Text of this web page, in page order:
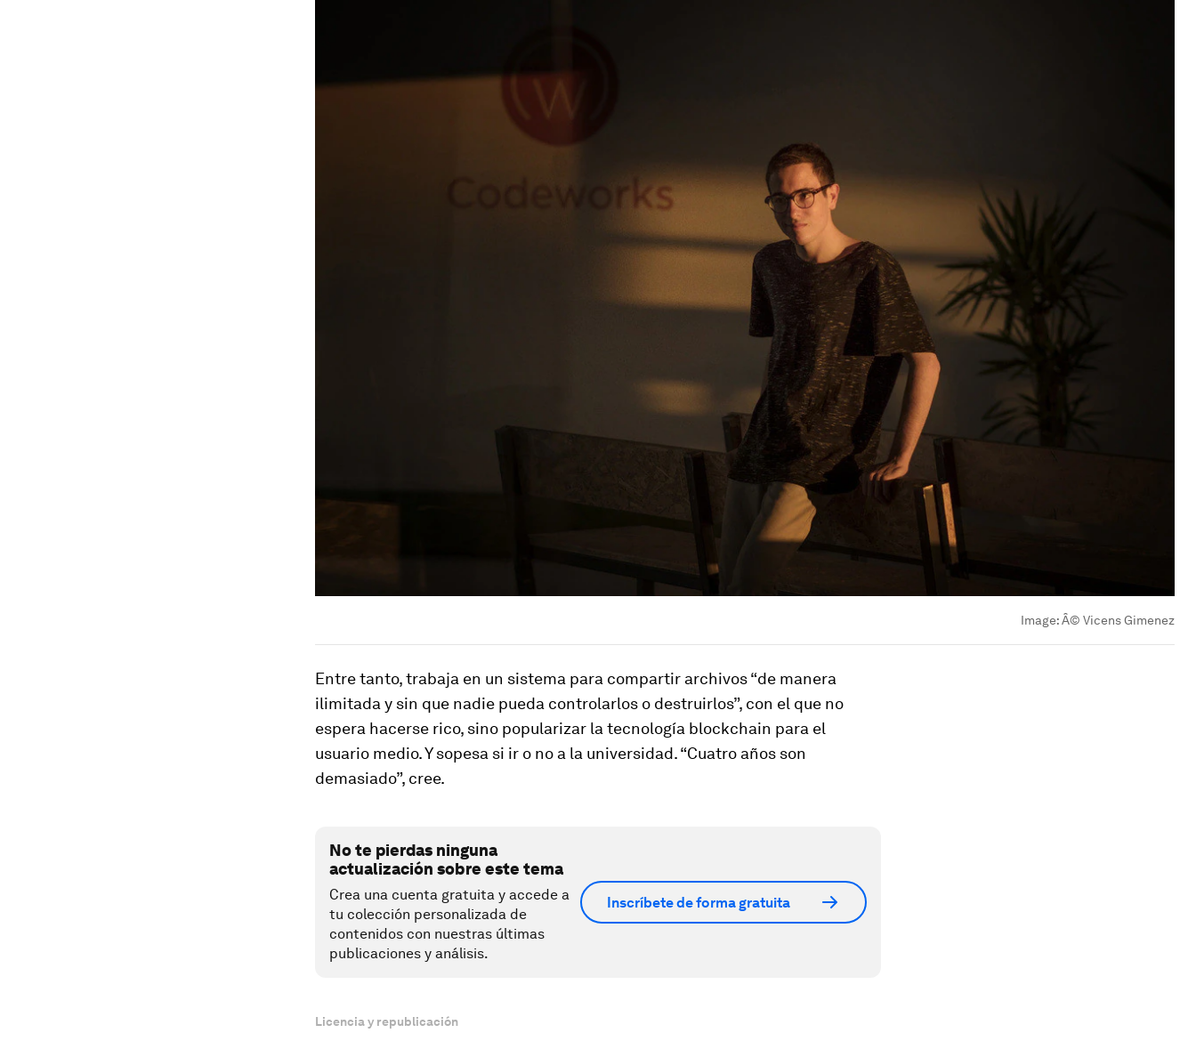
Image:Â© Vicens Gimenez
Entre tanto, trabaja en un sistema para compartir archivos “de manera
ilimitada y sin que nadie pueda controlarlos o destruirlos”, con el que no
espera hacerse rico, sino popularizar la tecnología blockchain para el
usuario medio. Y sopesa si ir o no a la universidad. “Cuatro años son
demasiado”, cree.
No te pierdas ninguna
actualización sobre este tema
Crea una cuenta gratuita y accede a
tu colección personalizada de
contenidos con nuestras últimas
publicaciones y análisis.
Inscríbete de forma gratuita
Licencia y republicación